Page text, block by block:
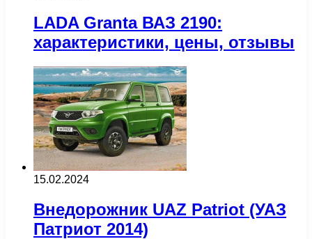
LADA Granta ВАЗ 2190:
характеристики, цены, отзывы
15.02.2024
Внедорожник UAZ Patriot (УАЗ
Патриот 2014)